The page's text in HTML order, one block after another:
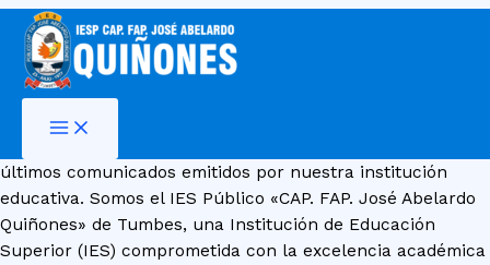
contenido
Comunicados Institucionales
últimos comunicados emitidos por nuestra institución
educativa. Somos el IES Público «CAP. FAP. José Abelardo
Quiñones» de Tumbes, una Institución de Educación
Superior (IES) comprometida con la excelencia académica